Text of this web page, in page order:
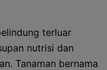
terluar
nutrisi dan
Tanaman bernama